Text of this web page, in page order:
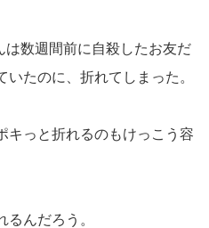
数週間前に自殺したお友だ
たのに、折れてしまった。
キっと折れるのもけっこう容
るんだろう。